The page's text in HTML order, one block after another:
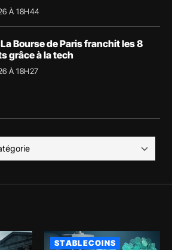
À 18H44
Bourse de Paris franchit les 8
grâce à la tech
À 18H27
STABLECOINS